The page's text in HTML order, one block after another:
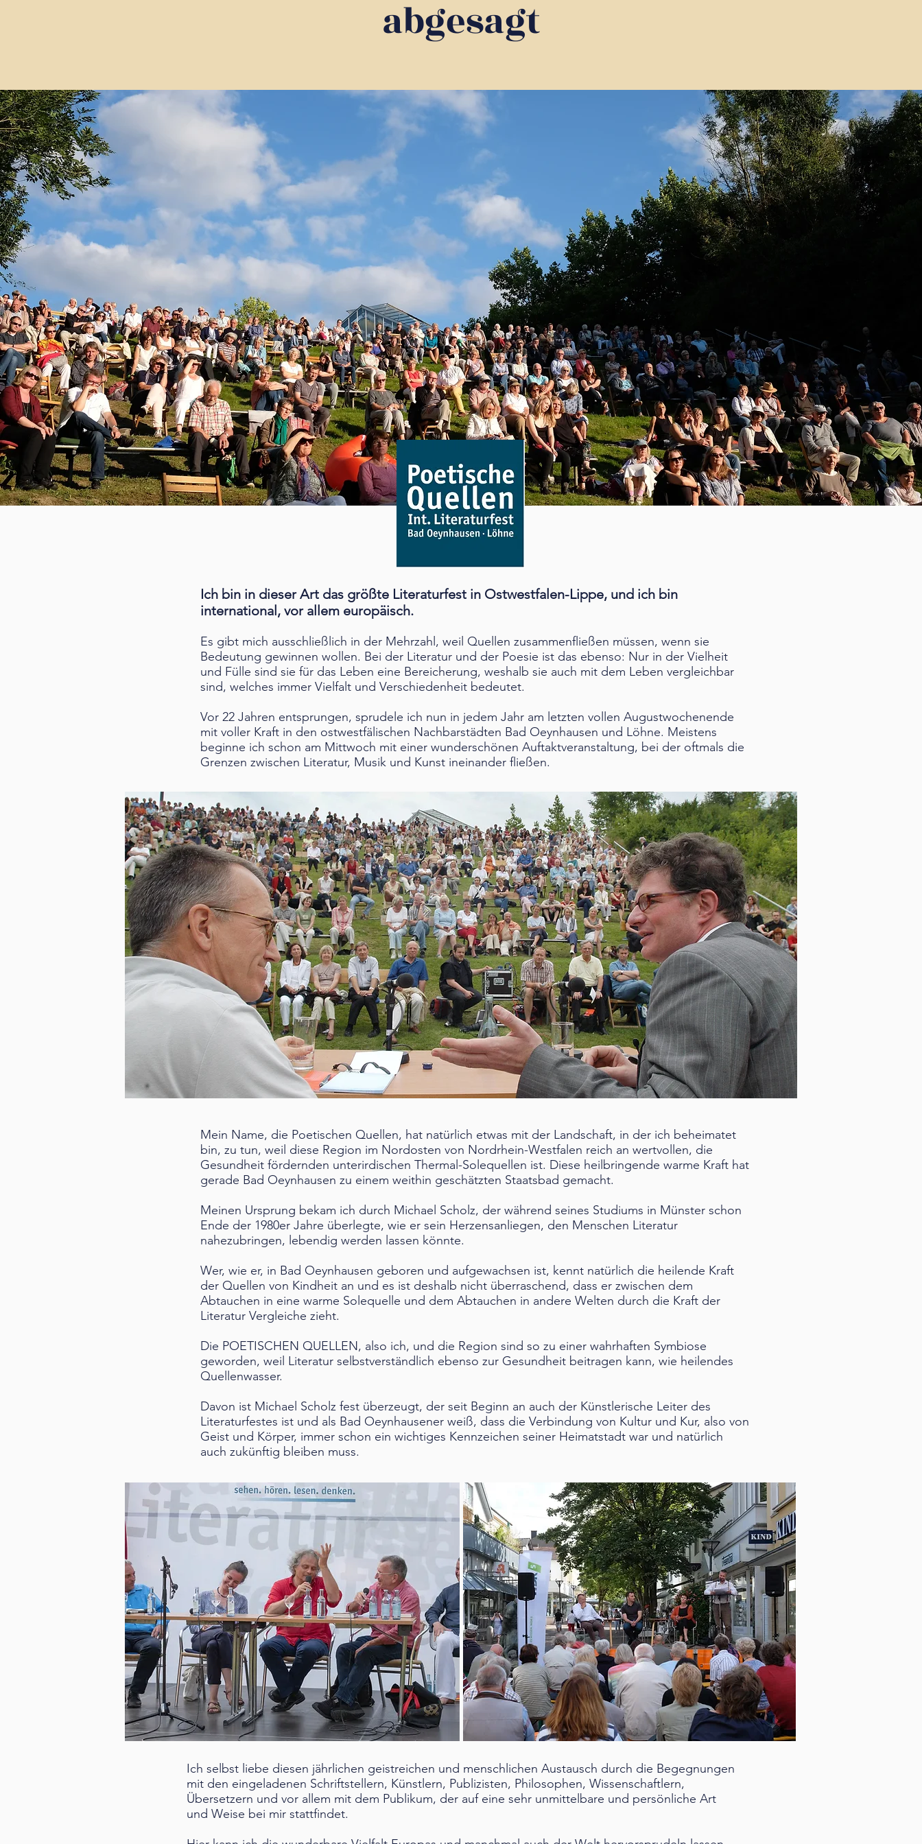
abgesagt
Ich bin in dieser Art das größte Literaturfest in Ostwestfalen-Lippe, und ich bin
international, vor allem europäisch.
Es gibt mich ausschließlich in der Mehrzahl, weil Quellen zusammenfließen müssen, wenn sie
Bedeutung gewinnen wollen. Bei der Literatur und der Poesie ist das ebenso: Nur in der Vielheit
und Fülle sind sie für das Leben eine Bereicherung, weshalb sie auch mit dem Leben vergleichbar
sind, welches immer Vielfalt und Verschiedenheit bedeutet.
Vor 22 Jahren entsprungen, sprudele ich nun in jedem Jahr am letzten vollen Augustwochenende
mit voller Kraft in den ostwestfälischen Nachbarstädten Bad Oeynhausen und Löhne. Meistens
beginne ich schon am Mittwoch mit einer wunderschönen Auftaktveranstaltung, bei der oftmals die
Grenzen zwischen Literatur, Musik und Kunst ineinander fließen.
Mein Name, die Poetischen Quellen, hat natürlich etwas mit der Landschaft, in der ich beheimatet
bin, zu tun, weil diese Region im Nordosten von Nordrhein-Westfalen reich an wertvollen, die
Gesundheit fördernden unterirdischen Thermal-Solequellen ist. Diese heilbringende warme Kraft hat
gerade Bad Oeynhausen zu einem weithin geschätzten Staatsbad gemacht.
Meinen Ursprung bekam ich durch Michael Scholz, der während seines Studiums in Münster schon
Ende der 1980er Jahre überlegte, wie er sein Herzensanliegen, den Menschen Literatur
nahezubringen, lebendig werden lassen könnte.
Wer, wie er, in Bad Oeynhausen geboren und aufgewachsen ist, kennt natürlich die heilende Kraft
der Quellen von Kindheit an und es ist deshalb nicht überraschend, dass er zwischen dem
Abtauchen in eine warme Solequelle und dem Abtauchen in andere Welten durch die Kraft der
Literatur Vergleiche zieht.
Die POETISCHEN QUELLEN, also ich, und die Region sind so zu einer wahrhaften Symbiose
geworden, weil Literatur selbstverständlich ebenso zur Gesundheit beitragen kann, wie heilendes
Quellenwasser.
Davon ist Michael Scholz fest überzeugt, der seit Beginn an auch der Künstlerische Leiter des
Literaturfestes ist und als Bad Oeynhausener weiß, dass die Verbindung von Kultur und Kur, also von
Geist und Körper, immer schon ein wichtiges Kennzeichen seiner Heimatstadt war und natürlich
auch zukünftig bleiben muss.
Ich selbst liebe diesen jährlichen geistreichen und menschlichen Austausch durch die Begegnungen
mit den eingeladenen Schriftstellern, Künstlern, Publizisten, Philosophen, Wissenschaftlern,
Übersetzern und vor allem mit dem Publikum, der auf eine sehr unmittelbare und persönliche Art
und Weise bei mir stattfindet.